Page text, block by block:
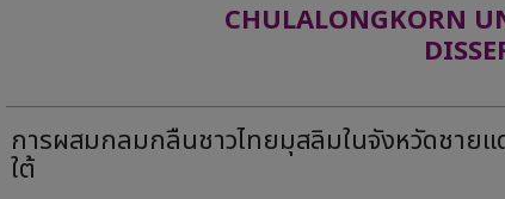
CHULALONGKORN
การผสมกลมกลืนชาวไทยมุสลิมในจังหวัดชาย
ใต้